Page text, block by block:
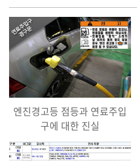
엔진경고등 점등과 연료주입
구에 대한 진실